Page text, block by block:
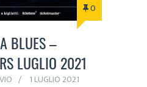
0
BLUES –
LUGLIO 2021
1 LUGLIO 2021